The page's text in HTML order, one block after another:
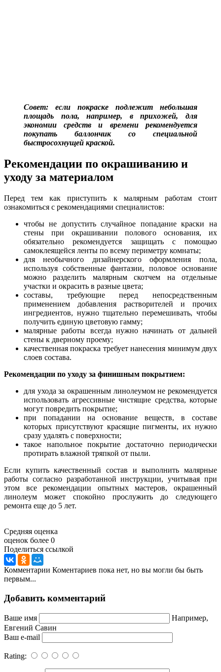
Совет: если покраске подлежит небольшая
площадь пола, например, в прихожей, для
экономии средств и времени рекомендуется
покупать баллончик со специальной
быстросохнущей краской.
Рекомендации по окрашиванию и
уходу за материалом
Перед тем как приступить к малярным работам стоит
ознакомиться с рекомендациями специалистов:
чтобы не допустить случайное попадание краски на
стены при окрашивании полового основания, их
обязательно рекомендуется защищать с помощью
самоклеящейся ленты по всему периметру комнаты;
для необычного дизайнерского оформления пола,
используя собственные фантазии, половое основание
можно разделить малярным скотчем на отдельные
участки и окрасить в разные цвета;
составы, требующие перед непосредственным
применением добавления растворителей и прочих
ингредиентов, нужно тщательно перемешивать, чтобы
получить единую цветовую гамму;
малярные работы всегда нужно начинать от дальней
стены к дверному проему;
качественная покраска требует нанесения минимум двух
слоев состава.
Рекомендации по уходу за финишным покрытием:
для ухода за окрашенным линолеумом не рекомендуется
использовать агрессивные чистящие средства, которые
могут повредить покрытие;
при попадании на основание веществ, в составе
которых присутствуют красящие пигменты, их нужно
сразу удалять с поверхности;
такое напольное покрытие достаточно периодически
протирать влажной тряпкой от пыли.
Если купить качественный состав и выполнить малярные
работы согласно разработанной инструкции, учитывая при
этом все рекомендации опытных мастеров, окрашенный
линолеум может спокойно прослужить до следующего
ремонта еще до 5 лет.
Средняя оценка
оценок более 0
Поделиться ссылкой
Комментарии Коментариев пока нет, но вы могли бы быть
первым...
Добавить комментарий
Ваше имя
Например,
Евгений Савин
Ваш e-mail
Rating: